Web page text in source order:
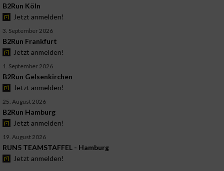
B2Run Köln
Jetzt anmelden!
3. September 2026
B2Run Frankfurt
Jetzt anmelden!
1. September 2026
B2Run Gelsenkirchen
Jetzt anmelden!
25. August 2026
B2Run Hamburg
Jetzt anmelden!
19. August 2026
RUN5 TEAMSTAFFEL - Hamburg
Jetzt anmelden!